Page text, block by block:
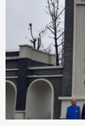
浙江水利
浙江水利水电
水电学院行政
并于2023年3